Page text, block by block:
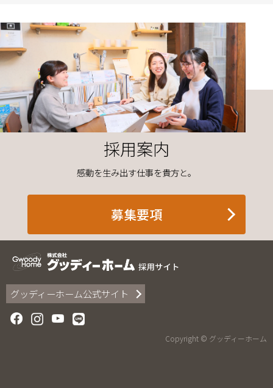
採用案内
感動を生み出す仕事を貴方と。
募集要項
グッディーホーム公式サイト
Copyright © グッディーホーム